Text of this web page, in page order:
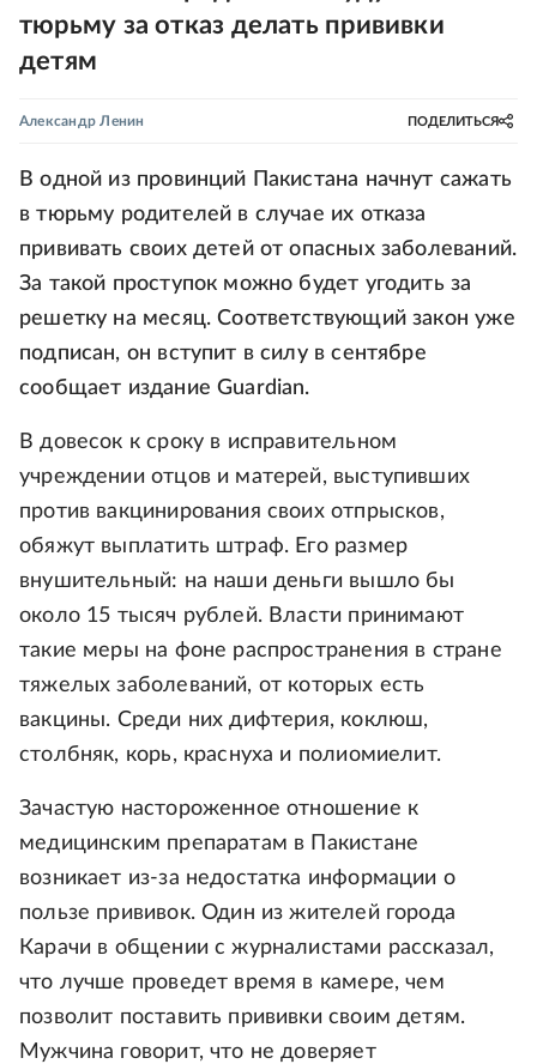
тюрьму за отказ делать прививки
детям
Александр Ленин ПОДЕЛИТЬСЯ
В одной из провинций Пакистана начнут сажать
в тюрьму родителей в случае их отказа
прививать своих детей от опасных заболеваний.
За такой проступок можно будет угодить за
решетку на месяц. Соответствующий закон уже
подписан, он вступит в силу в сентябре
сообщает издание Guardian.
В довесок к сроку в исправительном
учреждении отцов и матерей, выступивших
против вакцинирования своих отпрысков,
обяжут выплатить штраф. Его размер
внушительный: на наши деньги вышло бы
около 15 тысяч рублей. Власти принимают
такие меры на фоне распространения в стране
тяжелых заболеваний, от которых есть
вакцины. Среди них дифтерия, коклюш,
столбняк, корь, краснуха и полиомиелит.
Зачастую настороженное отношение к
медицинским препаратам в Пакистане
возникает из-за недостатка информации о
пользе прививок. Один из жителей города
Карачи в общении с журналистами рассказал,
что лучше проведет время в камере, чем
позволит поставить прививки своим детям.
Мужчина говорит, что не доверяет